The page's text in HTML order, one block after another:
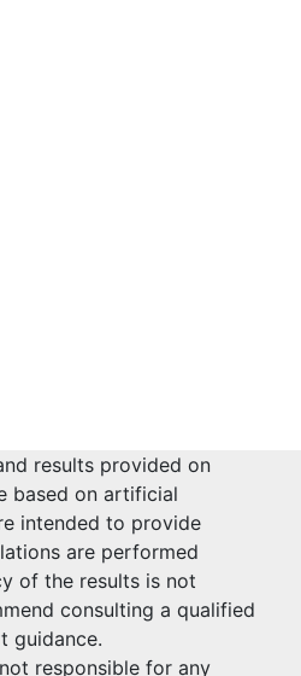
results provided on
based on artificial
intended to provide
are performed
of the results is not
consulting a qualified
guidance.
responsible for any